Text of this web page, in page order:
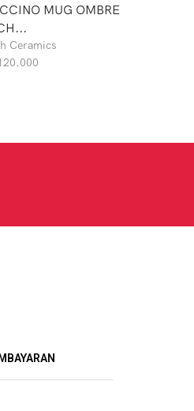
MUG OMBRE
Ceramics